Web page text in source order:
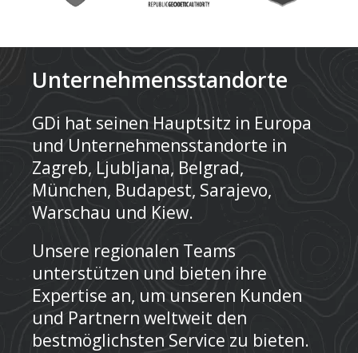
Unternehmensstandorte
GDi hat seinen Hauptsitz in Europa
und Unternehmensstandorte in
Zagreb, Ljubljana, Belgrad,
München, Budapest, Sarajevo,
Warschau und Kiew.
Unsere regionalen Teams
unterstützen und bieten ihre
Expertise an, um unseren Kunden
und Partnern weltweit den
bestmöglichsten Service zu bieten.